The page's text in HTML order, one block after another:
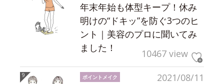
年末年始も体型キープ！休み
明けの“ドキッ”を防ぐ3つのヒ
ント｜美容のプロに聞いてみ
ました！
10467 view
2021/08/11
ポイントメイク